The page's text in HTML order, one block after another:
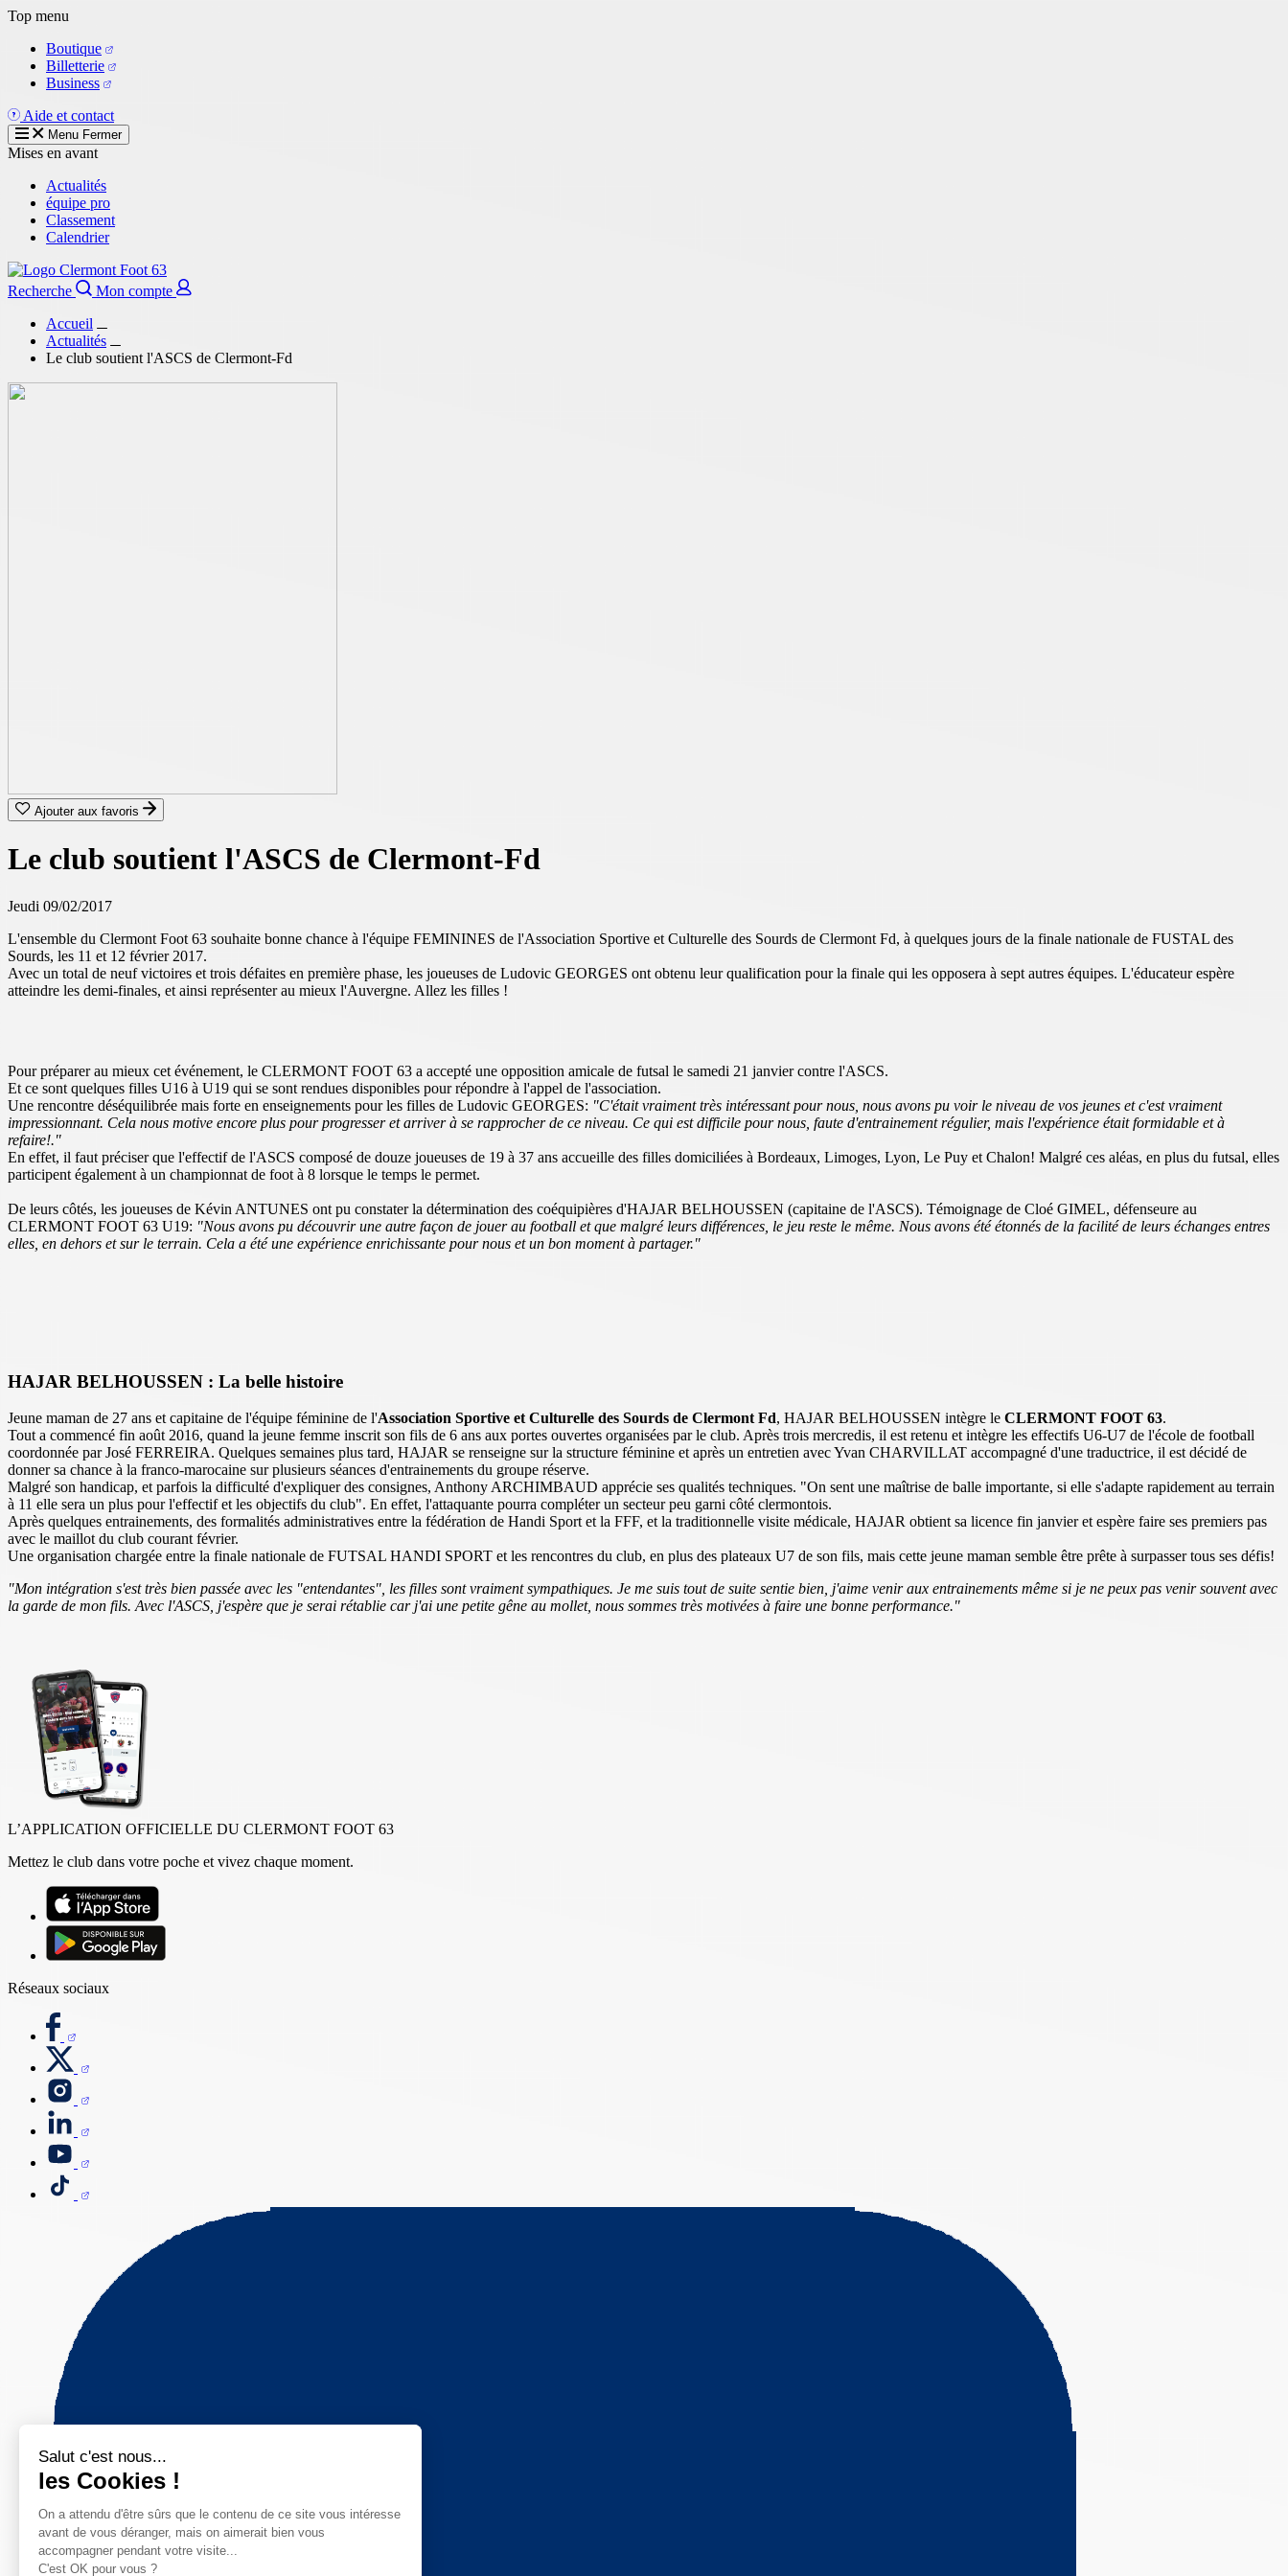
Salut c'est nous...
les Cookies !
On a attendu d'être sûrs que le contenu de ce site vous intéresse
avant de vous déranger, mais on aimerait bien vous
accompagner pendant votre visite...
C'est OK pour vous ?
Aller
contenu
principal
Top menu
Boutique
Billetterie
Business
Aide et contact
Menu Fermer
Mises en avant
Actualités
équipe pro
Classement
Calendrier
Recherche
Mon compte
Accueil
Actualités
Le club soutient l'ASCS de Clermont-Fd
Ajouter aux favoris
Le club soutient l'ASCS de Clermont-Fd
Jeudi 09/02/2017
L'ensemble du Clermont Foot 63 souhaite bonne chance à l'équipe FEMININES de l'Association Sportive et Culturelle des Sourds de Clermont Fd, à quelques jours de la finale nationale de FUSTAL des
Sourds, les 11 et 12 février 2017.
Avec un total de neuf victoires et trois défaites en première phase, les joueuses de Ludovic GEORGES ont obtenu leur qualification pour la finale qui les opposera à sept autres équipes. L'éducateur espère
atteindre les demi-finales, et ainsi représenter au mieux l'Auvergne. Allez les filles !
Pour préparer au mieux cet événement, le CLERMONT FOOT 63 a accepté une opposition amicale de futsal le samedi 21 janvier contre l'ASCS.
Et ce sont quelques filles U16 à U19 qui se sont rendues disponibles pour répondre à l'appel de l'association.
Une rencontre déséquilibrée mais forte en enseignements pour les filles de Ludovic GEORGES: "C'était vraiment très intéressant pour nous, nous avons pu voir le niveau de vos jeunes et c'est vraiment
impressionnant. Cela nous motive encore plus pour progresser et arriver à se rapprocher de ce niveau. Ce qui est difficile pour nous, faute d'entrainement régulier, mais l'expérience était formidable et à
refaire!."
En effet, il faut préciser que l'effectif de l'ASCS composé de douze joueuses de 19 à 37 ans accueille des filles domiciliées à Bordeaux, Limoges, Lyon, Le Puy et Chalon! Malgré ces aléas, en plus du futsal, elles
participent également à un championnat de foot à 8 lorsque le temps le permet.
De leurs côtés, les joueuses de Kévin ANTUNES ont pu constater la détermination des coéquipières d'HAJAR BELHOUSSEN (capitaine de l'ASCS). Témoignage de Cloé GIMEL, défenseure au
CLERMONT FOOT 63 U19: "Nous avons pu découvrir une autre façon de jouer au football et que malgré leurs différences, le jeu reste le même. Nous avons été étonnés de la facilité de leurs échanges entres
elles, en dehors et sur le terrain. Cela a été une expérience enrichissante pour nous et un bon moment à partager."
HAJAR BELHOUSSEN : La belle histoire
Jeune maman de 27 ans et capitaine de l'équipe féminine de l'Association Sportive et Culturelle des Sourds de Clermont Fd, HAJAR BELHOUSSEN intègre le CLERMONT FOOT 63.
Tout a commencé fin août 2016, quand la jeune femme inscrit son fils de 6 ans aux portes ouvertes organisées par le club. Après trois mercredis, il est retenu et intègre les effectifs U6-U7 de l'école de football
coordonnée par José FERREIRA. Quelques semaines plus tard, HAJAR se renseigne sur la structure féminine et après un entretien avec Yvan CHARVILLAT accompagné d'une traductrice, il est décidé de
donner sa chance à la franco-marocaine sur plusieurs séances d'entrainements du groupe réserve.
Malgré son handicap, et parfois la difficulté d'expliquer des consignes, Anthony ARCHIMBAUD apprécie ses qualités techniques. "On sent une maîtrise de balle importante, si elle s'adapte rapidement au terrain
à 11 elle sera un plus pour l'effectif et les objectifs du club". En effet, l'attaquante pourra compléter un secteur peu garni côté clermontois.
Après quelques entrainements, des formalités administratives entre la fédération de Handi Sport et la FFF, et la traditionnelle visite médicale, HAJAR obtient sa licence fin janvier et espère faire ses premiers pas
avec le maillot du club courant février.
Une organisation chargée entre la finale nationale de FUTSAL HANDI SPORT et les rencontres du club, en plus des plateaux U7 de son fils, mais cette jeune maman semble être prête à surpasser tous ses défis!
"Mon intégration s'est très bien passée avec les "entendantes", les filles sont vraiment sympathiques. Je me suis tout de suite sentie bien, j'aime venir aux entrainements même si je ne peux pas venir souvent avec
la garde de mon fils. Avec l'ASCS, j'espère que je serai rétablie car j'ai une petite gêne au mollet, nous sommes très motivées à faire une bonne performance."
L’APPLICATION OFFICIELLE DU CLERMONT FOOT 63
Mettez le club dans votre poche et vivez chaque moment.
Réseaux sociaux